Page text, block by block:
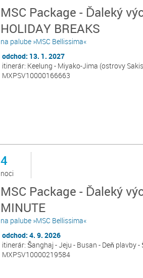
MSC Package - Ďaleký
HOLIDAY BREAKS
na palube »MSC Bellissima«
odchod: 13. 1. 2027
itinerár: Keelung - Miyako-Jima (ostrovy
MXPSV10000166663
4
noci
MSC Package - Ďaleký
MINUTE
na palube »MSC Bellissima«
odchod: 4. 9. 2026
itinerár: Šanghaj - Jeju - Busan - Deň plavby -
MXPSV10000219584